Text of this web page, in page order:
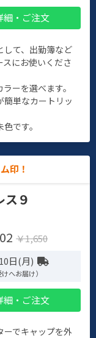
細・ご注文
して、出勤簿など
スにお使いくださ
ーを選べます。
簡単なカートリッ
です。
印！
ス９
￥1,650
日(月)
へお届け）
細・ご注文
ーでキャップを外